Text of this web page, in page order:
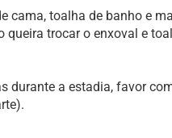
cama, toalha de banho e
queira trocar o enxoval e
durante a estadia, favor